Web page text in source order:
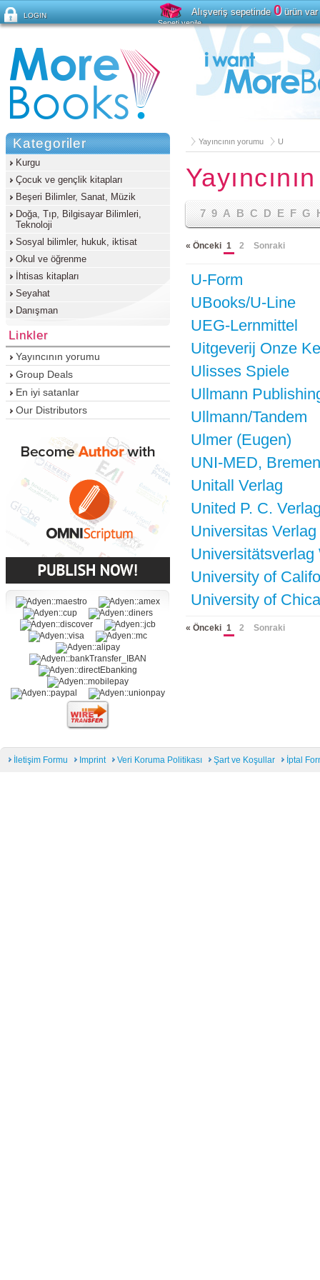
Yayıncının yorumu U
7 9 A B C D E F G
« Önceki 1 2 Sonraki
U-Form
UBooks/U-Line
UEG-Lernmittel
Uitgeverij Onze
Ulisses Spiele
Ullmann
Ullmann/Tandem
Ulmer (Eugen)
UNI-MED, Bremen
Unitall Verlag
United P. C.
Universitas Verlag
Universitätsverlag
University of
University of
« Önceki 1 2 Sonraki
Kategoriler
Kurgu
Çocuk ve gençlik kitapları
Beşeri Bilimler, Sanat, Müzik
Doğa, Tıp, Bilgisayar Bilimleri,
Teknoloji
Sosyal bilimler, hukuk, iktisat
Okul ve öğrenme
İhtisas kitapları
Seyahat
Danışman
Linkler
Yayıncının yorumu
Group Deals
En iyi satanlar
Our Distributors
İletişim Formu Imprint Veri Koruma Politikası Şart ve Koşullar İptal
LOGIN
Şifreyi mi unuttunuz?
Alışveriş sepetinde0ürün var
Sepeti yenile